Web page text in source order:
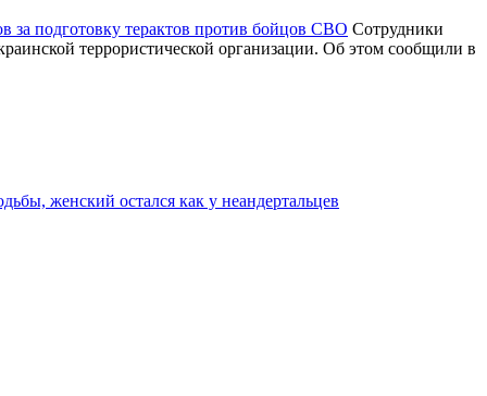
за подготовку терактов против бойцов СВО Сотрудники
террористической организации. Об этом сообщили в
женский остался как у неандертальцев